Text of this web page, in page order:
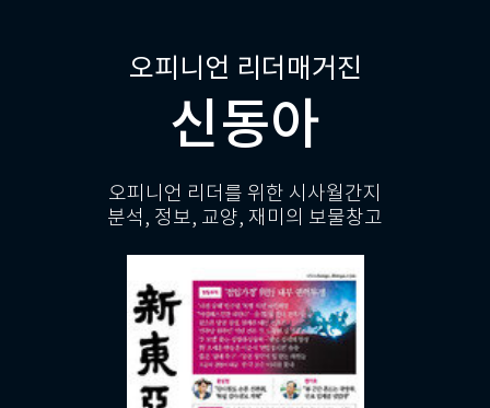
오피니언 리더매거진
신동아
오피니언 리더를 위한 시사월간지
분석, 정보, 교양, 재미의 보물창고